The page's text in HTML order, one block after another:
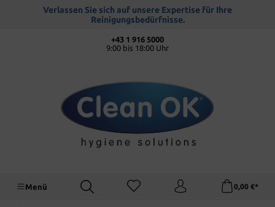
springenVerlassen Sie sich auf unsere Expertise für Ihre
Reinigungsbedürfnisse.
+43 1 916 5000
9:00 bis 18:00 Uhr
Menü 0,00 €*